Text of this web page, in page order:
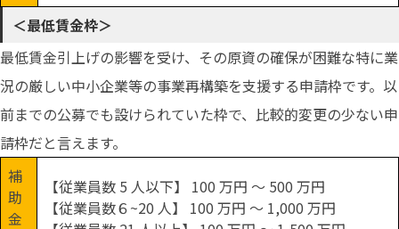
＜最低賃金枠＞
最低賃金引上げの影響を受け、その原資の確保が困難な特に業
況の厳しい中小企業等の事業再構築を支援する申請枠です。以
前までの公募でも設けられていた枠で、比較的変更の少ない申
請枠だと言えます。
補
助
金
【従業員数 5 人以下】 100 万円 ～ 500 万円
【従業員数６~20 人】 100 万円 ～ 1,000 万円